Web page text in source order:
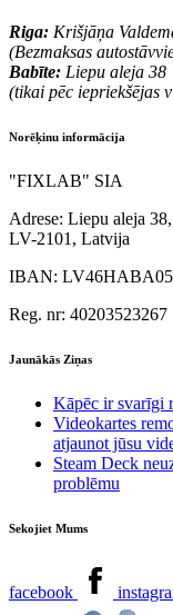
Riga: Krišjāņa
(Bezmaksas
Babīte: Liepu aleja 38
(tikai pēc iepriekšējas
Norēķinu informācija
"FIXLAB" SIA
Adrese: Liepu aleja
LV-2101, Latvija
IBAN:
Reg. nr: 40203523267
Jaunākās Ziņas
Kāpēc ir svarīgi
Videokartes
atjaunot jūsu
Steam Deck
problēmu
Sekojiet Mums
facebook